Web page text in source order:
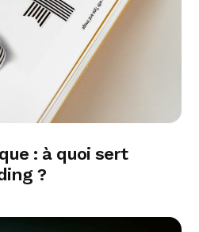
: à quoi sert
?